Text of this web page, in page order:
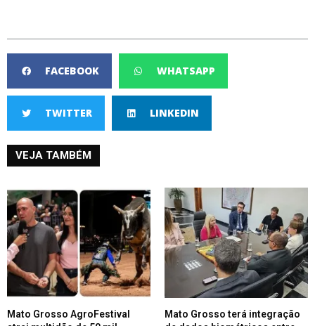
FACEBOOK WHATSAPP
TWITTER LINKEDIN
VEJA TAMBÉM
Mato Grosso AgroFestival
Mato Grosso terá integração